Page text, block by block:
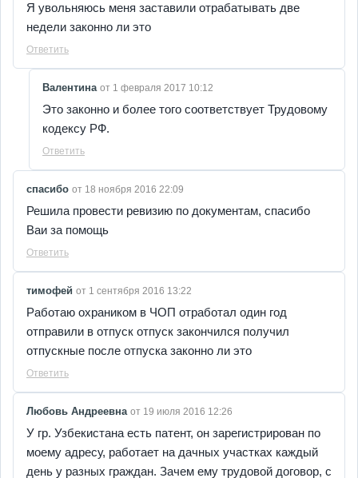
Я увольняюсь меня заставили отрабатывать две
недели законно ли это
Ответить
Валентина от 1 февраля 2017 10:12
Это законно и более того соответствует Трудовому
кодексу РФ.
Ответить
спасибо от 18 ноября 2016 22:09
Решила провести ревизию по документам, спасибо
Ваи за помощь
Ответить
тимофей от 1 сентября 2016 13:22
Работаю охраником в ЧОП отработал один год
отправили в отпуск отпуск закончился получил
отпускные после отпуска законно ли это
Ответить
Любовь Андреевна от 19 июля 2016 12:26
У гр. Узбекистана есть патент, он зарегистрирован по
моему адресу, работает на дачных участках каждый
день у разных граждан. Зачем ему трудовой договор, с